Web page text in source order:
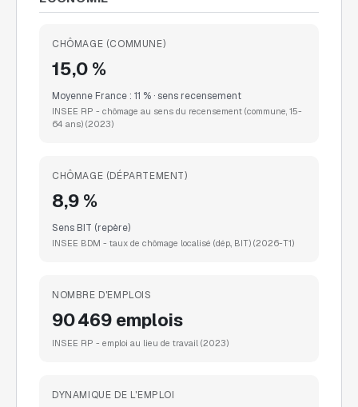
CHÔMAGE (COMMUNE)
15,0 %
Moyenne France : 11 % · sens recensement
INSEE RP - chômage au sens du recensement (commune, 15-
64 ans) (2023)
CHÔMAGE (DÉPARTEMENT)
8,9 %
Sens BIT (repère)
INSEE BDM - taux de chômage localisé (dép., BIT) (2026-T1)
NOMBRE D'EMPLOIS
90 469 emplois
INSEE RP - emploi au lieu de travail (2023)
DYNAMIQUE DE L'EMPLOI